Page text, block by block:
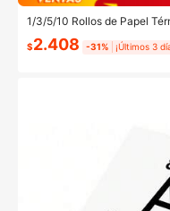
1/3/5/10 Rollos de Papel
mm (8.3*11.7 Pulgadas),
presoras Portátiles, talla
Brillante, Fuentes talla
$2.408 -31% ¡Últimos 3